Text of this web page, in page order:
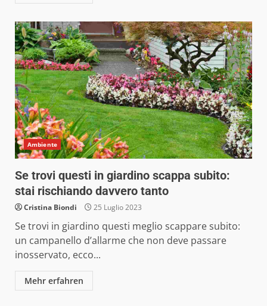
Ambiente
Se trovi questi in giardino scappa subito:
stai rischiando davvero tanto
Cristina Biondi 25 Luglio 2023
Se trovi in giardino questi meglio scappare subito:
un campanello d’allarme che non deve passare
inosservato, ecco...
Mehr erfahren